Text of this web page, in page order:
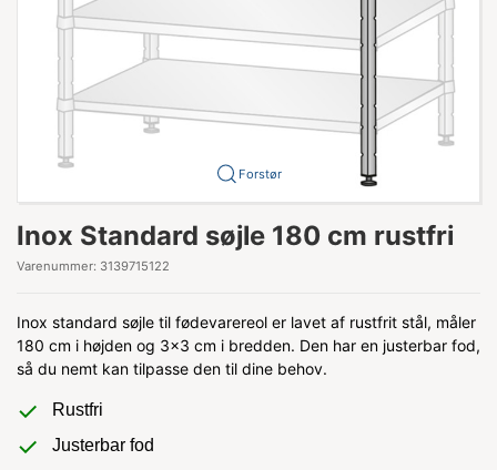
Forstør
Inox Standard søjle 180 cm rustfri
Varenummer: 3139715122
Inox standard søjle til fødevarereol er lavet af rustfrit stål, måler
180 cm i højden og 3x3 cm i bredden. Den har en justerbar fod,
så du nemt kan tilpasse den til dine behov.
Rustfri
Justerbar fod